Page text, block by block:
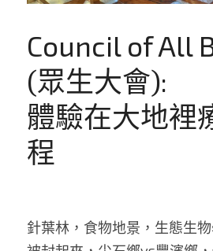
Council of All
(眾生大會):
體驗在大地裡
程
針葉林，食物地景，生態生